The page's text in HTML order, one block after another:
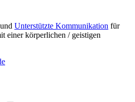
Unterstützte Kommunikation für
einer körperlichen / geistigen